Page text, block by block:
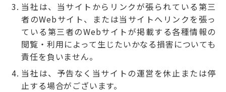
当社は、当サイトからリンクが張られている第三
者のWebサイト、または当サイトへリンクを張っ
ている第三者のWebサイトが掲載する各種情報の
閲覧・利用によって生じたいかなる損害についても
責任を負いません。
当社は、予告なく当サイトの運営を休止または停
止する場合がございます。